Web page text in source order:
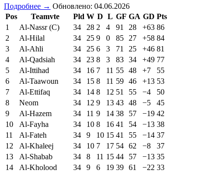
Подробнее → Обновлено: 04.06.2026
Pos
Teamvte Pld W D L GF GA GD Pts
1
Al-Nassr (C) 34 28 2 4 91 28 +63 86
2
Al-Hilal 34 25 9 0 85 27 +58 84
3
Al-Ahli 34 25 6 3 71 25 +46 81
4
Al-Qadsiah 34 23 8 3 83 34 +49 77
5
Al-Ittihad 34 16 7 11 55 48 +7
55
6
Al-Taawoun 34 15 8 11 59 46 +13 53
7
Al-Ettifaq 34 14 8 12 51 55 −4
50
8
Neom 34 12 9 13 43 48 −5
45
9
Al-Hazem 34 11 9 14 38 57 −19 42
10
Al-Fayha 34 10 8 16 41 54 −13 38
11
Al-Fateh 34 9 10 15 41 55 −14 37
12
Al-Khaleej 34 10 7 17 54 62 −8
37
13
Al-Shabab 34 8 11 15 44 57 −13 35
14
Al-Kholood 34 9 6 19 39 61 −22 33